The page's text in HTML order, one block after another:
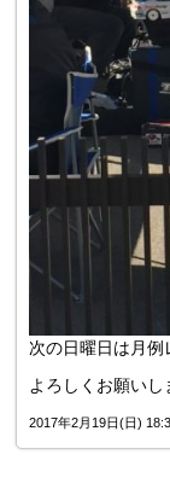
次の日曜日は月例
よろしくお願い
2017年2月19日(日)